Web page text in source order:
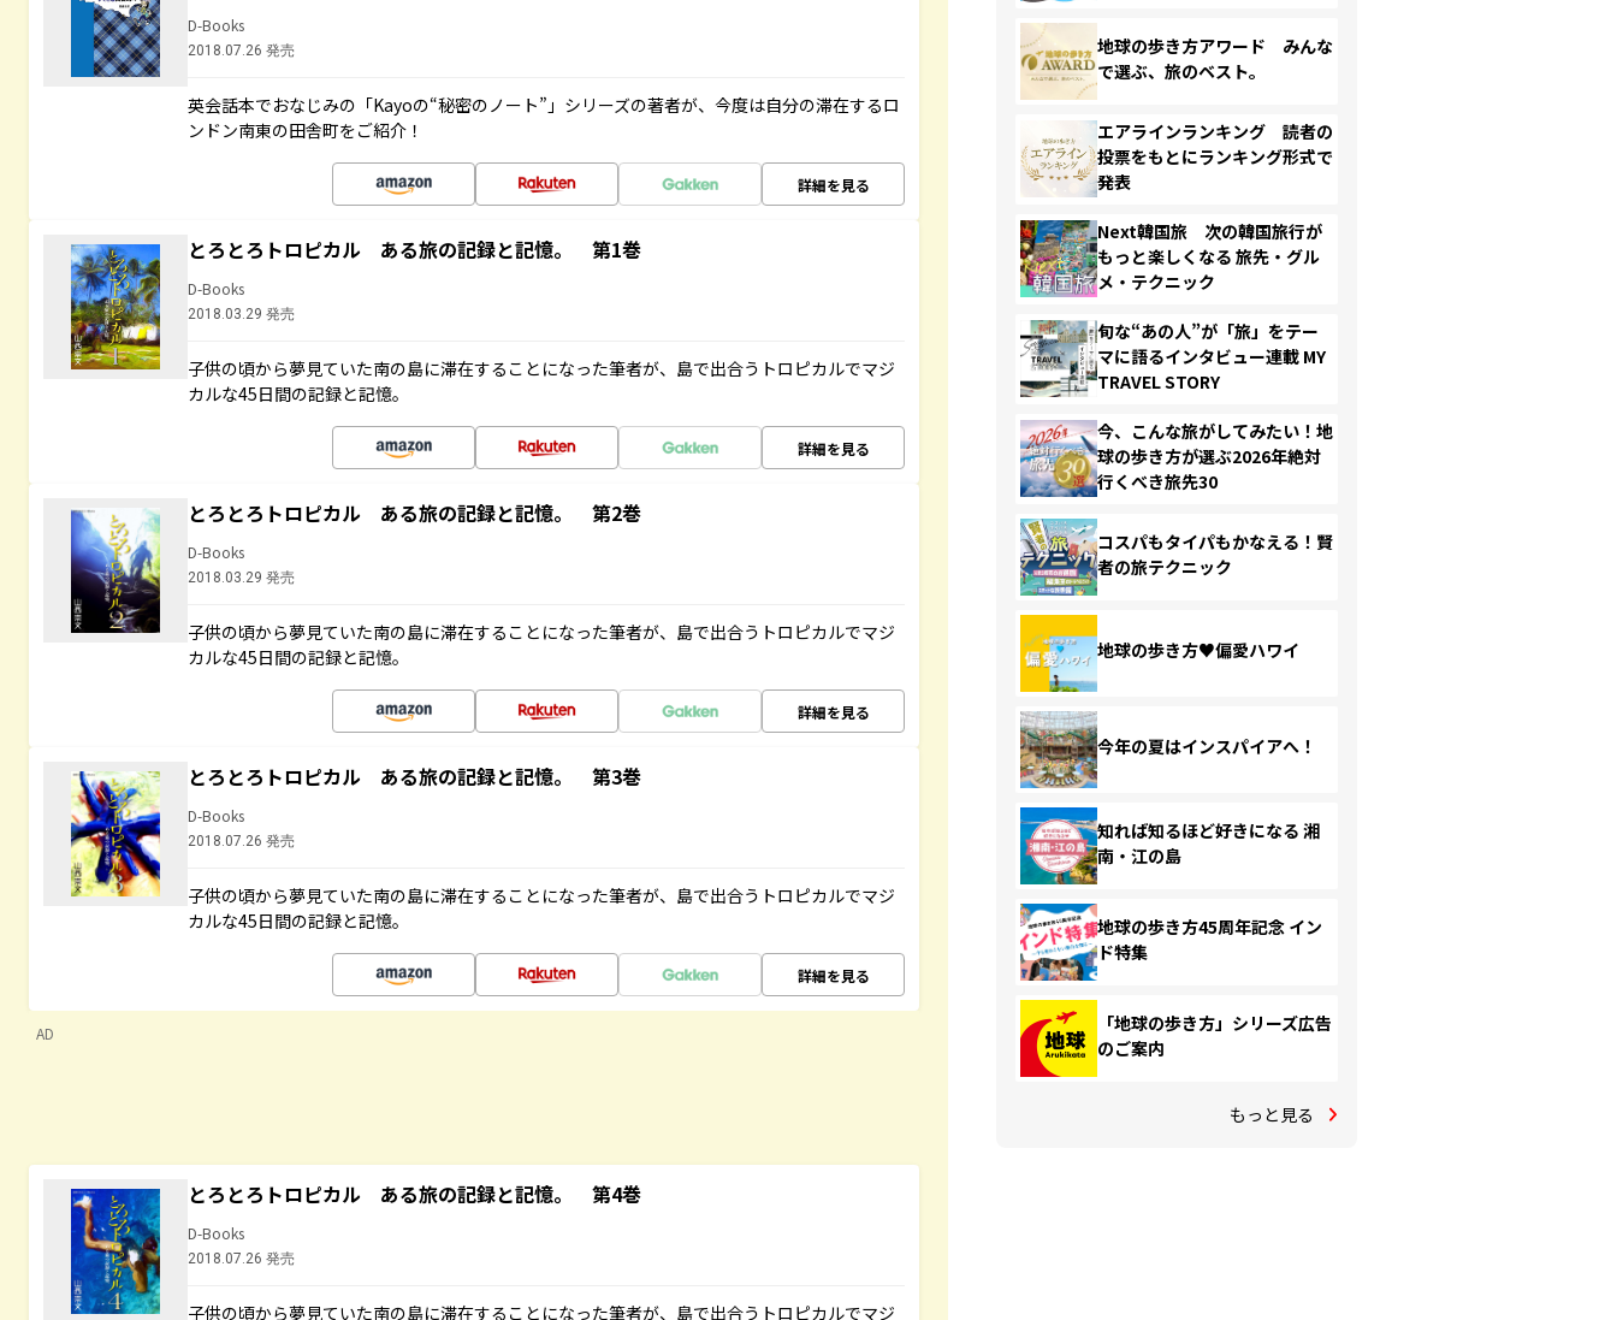
D-Books
2018.07.26 発売
英会話本でおなじみの「Kayoの“秘密のノート”」シリーズの著者が、今度は自分の滞在するロ
ンドン南東の田舎町をご紹介！
詳細を見る
とろとろトロピカル ある旅の記録と記憶。 第1巻
D-Books
2018.03.29 発売
子供の頃から夢見ていた南の島に滞在することになった筆者が、島で出合うトロピカルでマジ
カルな45日間の記録と記憶。
詳細を見る
とろとろトロピカル ある旅の記録と記憶。 第2巻
D-Books
2018.03.29 発売
子供の頃から夢見ていた南の島に滞在することになった筆者が、島で出合うトロピカルでマジ
カルな45日間の記録と記憶。
詳細を見る
とろとろトロピカル ある旅の記録と記憶。 第3巻
D-Books
2018.07.26 発売
子供の頃から夢見ていた南の島に滞在することになった筆者が、島で出合うトロピカルでマジ
カルな45日間の記録と記憶。
詳細を見る
AD
とろとろトロピカル ある旅の記録と記憶。 第4巻
D-Books
2018.07.26 発売
子供の頃から夢見ていた南の島に滞在することになった筆者が、島で出合うトロピカルでマジ
地球の歩き方アワード みんな
で選ぶ、旅のベスト。
エアラインランキング 読者の
投票をもとにランキング形式で
発表
Next韓国旅 次の韓国旅行が
もっと楽しくなる 旅先・グル
メ・テクニック
旬な“あの人”が「旅」をテー
マに語るインタビュー連載 MY
TRAVEL STORY
今、こんな旅がしてみたい！地
球の歩き方が選ぶ2026年絶対
行くべき旅先30
コスパもタイパもかなえる！賢
者の旅テクニック
地球の歩き方♥偏愛ハワイ
今年の夏はインスパイアへ！
知れば知るほど好きになる 湘
南・江の島
地球の歩き方45周年記念 イン
ド特集
「地球の歩き方」シリーズ広告
のご案内
もっと見る